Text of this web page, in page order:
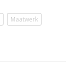
Maatwerk